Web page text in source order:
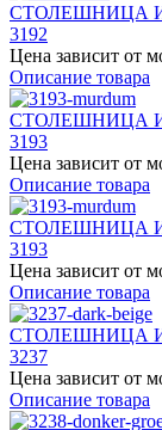
СТОЛЕШНИЦА
3192
Цена зависит от
Описание товара
СТОЛЕШНИЦА
3193
Цена зависит от
Описание товара
СТОЛЕШНИЦА
3193
Цена зависит от
Описание товара
СТОЛЕШНИЦА
3237
Цена зависит от
Описание товара